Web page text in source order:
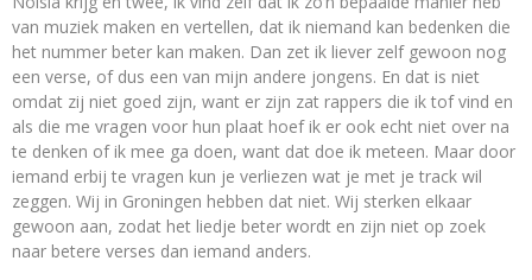
van muziek maken en vertellen, dat ik niemand kan bedenken die
het nummer beter kan maken. Dan zet ik liever zelf gewoon nog
een verse, of dus een van mijn andere jongens. En dat is niet
omdat zij niet goed zijn, want er zijn zat rappers die ik tof vind en
als die me vragen voor hun plaat hoef ik er ook echt niet over na
te denken of ik mee ga doen, want dat doe ik meteen. Maar door
iemand erbij te vragen kun je verliezen wat je met je track wil
zeggen. Wij in Groningen hebben dat niet. Wij sterken elkaar
gewoon aan, zodat het liedje beter wordt en zijn niet op zoek
naar betere verses dan iemand anders.